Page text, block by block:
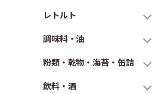
レトルト
調味料・油
粉類・乾物・海苔・缶詰
飲料・酒